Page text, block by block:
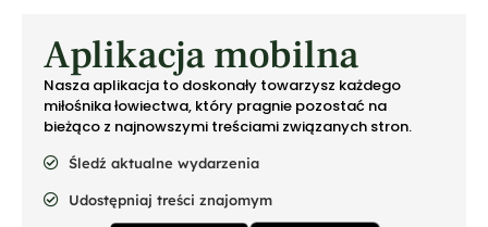
Aplikacja mobilna
Nasza aplikacja to doskonały towarzysz każdego
miłośnika łowiectwa, który pragnie pozostać na
bieżąco z najnowszymi treściami związanych stron.
Śledź aktualne wydarzenia
Udostępniaj treści znajomym